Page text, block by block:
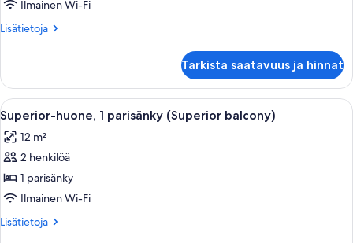
ja
vuodesohva
Suite)
kuvat
Ilmainen Wi-Fi
Lisätietoja
Lisätietoja
parisänky
ja
vuodesohva
(Family
Suite)
Tarkista saatavuus ja hinnat
Avaa
kaikki
huonetyypin
Superior-
huone,
1
parisänky
(Superior
Hotellihuone, jossa on suuri sänky,
1
Superior-huone, 1 parisänky (Superior balcony)
12 m²
2 henkilöä
1 parisänky
Ilmainen Wi-Fi
Lisätietoja
Lisätietoja